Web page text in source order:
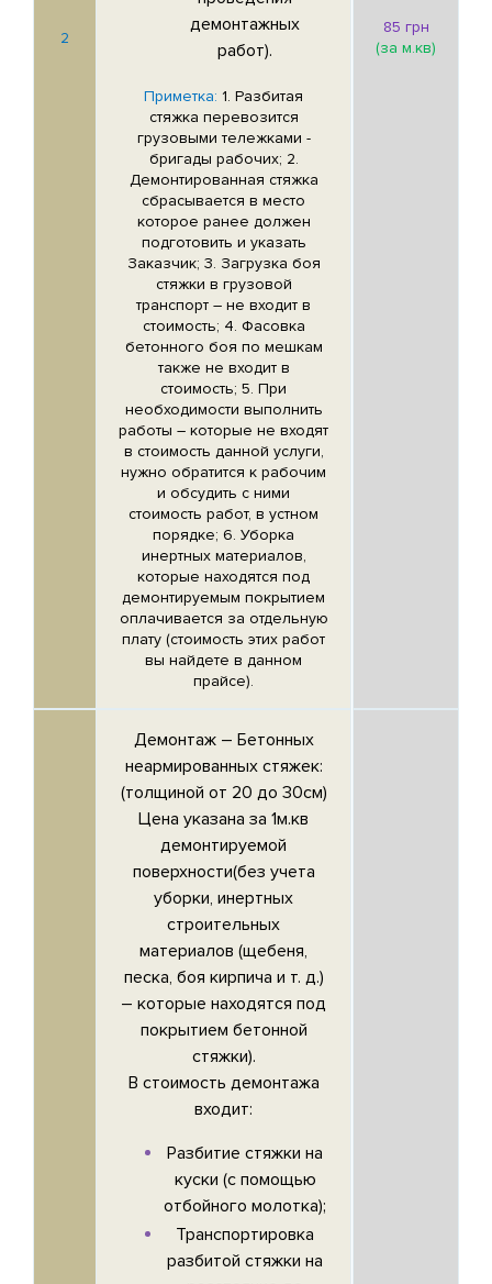
2
демонтажных
работ).
Приметка: 1. Разбитая
стяжка перевозится
грузовыми тележками -
бригады рабочих; 2.
Демонтированная стяжка
сбрасывается в место
которое ранее должен
подготовить и указать
Заказчик; 3. Загрузка боя
стяжки в грузовой
транспорт – не входит в
стоимость; 4. Фасовка
бетонного боя по мешкам
также не входит в
стоимость; 5. При
необходимости выполнить
работы – которые не входят
в стоимость данной услуги,
нужно обратится к рабочим
и обсудить с ними
стоимость работ, в устном
порядке; 6. Уборка
инертных материалов,
которые находятся под
демонтируемым покрытием
оплачивается за отдельную
плату (стоимость этих работ
вы найдете в данном
прайсе).
85 грн
(за м.кв)
Демонтаж – Бетонных
неармированных стяжек:
(толщиной от 20 до 30см)
Цена указана за 1м.кв
демонтируемой
поверхности(без учета
уборки, инертных
строительных
материалов (щебеня,
песка, боя кирпича и т. д.)
– которые находятся под
покрытием бетонной
стяжки).
В стоимость демонтажа
входит:
Разбитие стяжки на
куски (с помощью
отбойного молотка);
Транспортировка
разбитой стяжки на